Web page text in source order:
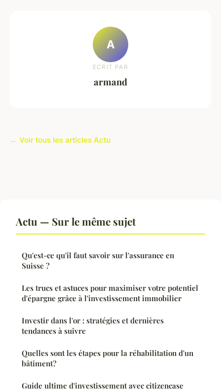
A
ECRIT PAR
armand
← Voir tous les articles Actu
Actu — Sur le même sujet
Qu'est-ce qu'il faut savoir sur l'assurance en
Suisse ?
Les trucs et astuces pour maximiser votre potentiel
d'épargne grâce à l'investissement immobilier
Investir dans l'or : stratégies et dernières
tendances à suivre
Quelles sont les étapes pour la réhabilitation d'un
bâtiment?
Guide ultime d'investissement avec citizencase